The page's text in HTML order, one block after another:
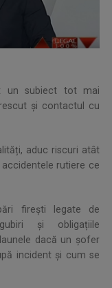
un subiect tot mai
și contactul cu
aduc riscuri atât
rutiere ce
firești legate de
și obligațiile
dacă un șofer
incident și cum se